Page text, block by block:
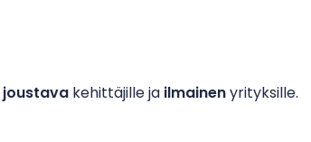
joustava kehittäjille ja ilmainenyrityksille.